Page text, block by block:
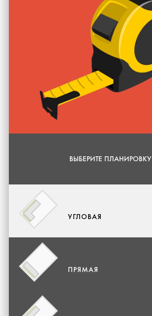
ВЫБЕРИТЕ ПЛАНИРОВКУ
УГЛОВАЯ
ПРЯМАЯ